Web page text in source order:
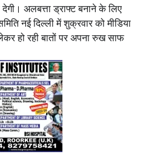
देगी। अलबत्ता ड्राफ्ट बनाने के लिए
नई दिल्ली में शुक्रवार को मीडिया
हो रही बातों पर अपना रुख साफ